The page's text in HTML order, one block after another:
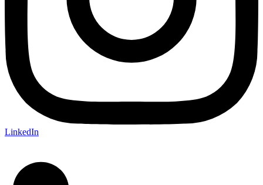
LinkedIn